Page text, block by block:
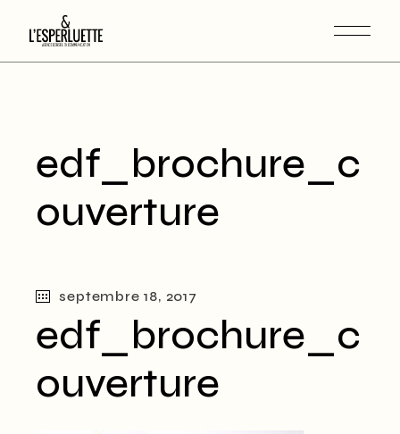
edf_brochure_c
ouverture
septembre 18, 2017
edf_brochure_c
ouverture